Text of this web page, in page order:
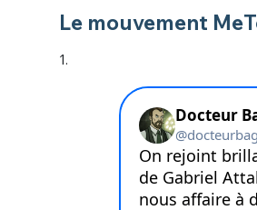
Le mouvement
1.